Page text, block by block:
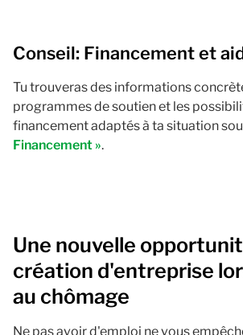
Conseil: Financement et
Tu trouveras des informations
programmes de soutien et les
financement adaptés à ta situation
Financement ».
Une nouvelle
création d'entreprise
au chômage
Ne pas avoir d'emploi ne vous